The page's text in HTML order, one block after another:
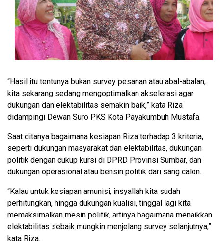
“Hasil itu tentunya bukan survey pesanan atau abal-abalan,
kita sekarang sedang mengoptimalkan akselerasi agar
dukungan dan elektabilitas semakin baik,” kata Riza
didampingi Dewan Suro PKS Kota Payakumbuh Mustafa.
Saat ditanya bagaimana kesiapan Riza terhadap 3 kriteria,
seperti dukungan masyarakat dan elektabilitas, dukungan
politik dengan cukup kursi di DPRD Provinsi Sumbar, dan
dukungan operasional atau bensin politik dari sang calon.
“Kalau untuk kesiapan amunisi, insyallah kita sudah
perhitungkan, hingga dukungan kualisi, tinggal lagi kita
memaksimalkan mesin politik, artinya bagaimana menaikkan
elektabilitas sebaik mungkin menjelang survey selanjutnya,”
kata Riza.